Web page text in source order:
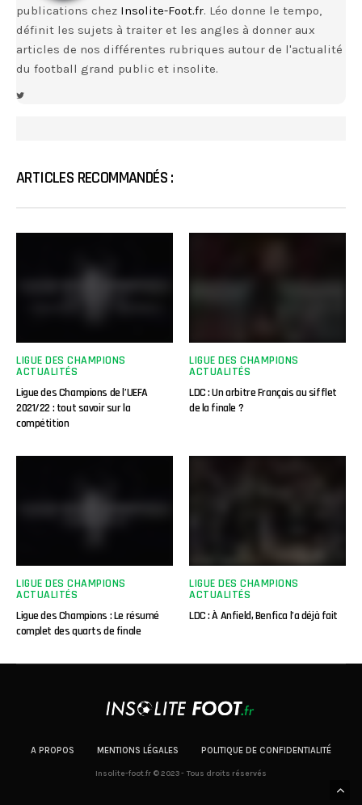
publications chez Insolite-Foot.fr. Léo donne le tempo,
définit les sujets à traiter et les angles à donner aux
articles de nos différentes rubriques autour de l'actualité
du football grand public et insolite.
ARTICLES RECOMMANDÉS :
LIGUE DES CHAMPIONS
ACTUALITÉS
Ligue des Champions de l’UEFA
2021/22 : tout savoir sur la
compétition
LIGUE DES CHAMPIONS
ACTUALITÉS
LDC : Un arbitre Français au sifflet
de la finale ?
LIGUE DES CHAMPIONS
ACTUALITÉS
Ligue des Champions : Le résumé
complet des quarts de finale
LIGUE DES CHAMPIONS
ACTUALITÉS
LDC : À Anfield, Benfica l’a déjà fait
A PROPOS MENTIONS LÉGALES POLITIQUE DE CONFIDENTIALITÉ
Insolite-foot.fr © 2023 - Tous droits réservés